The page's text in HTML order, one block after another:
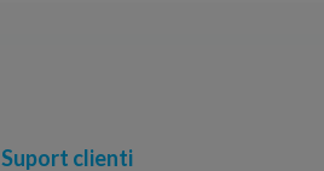
Suport clienti